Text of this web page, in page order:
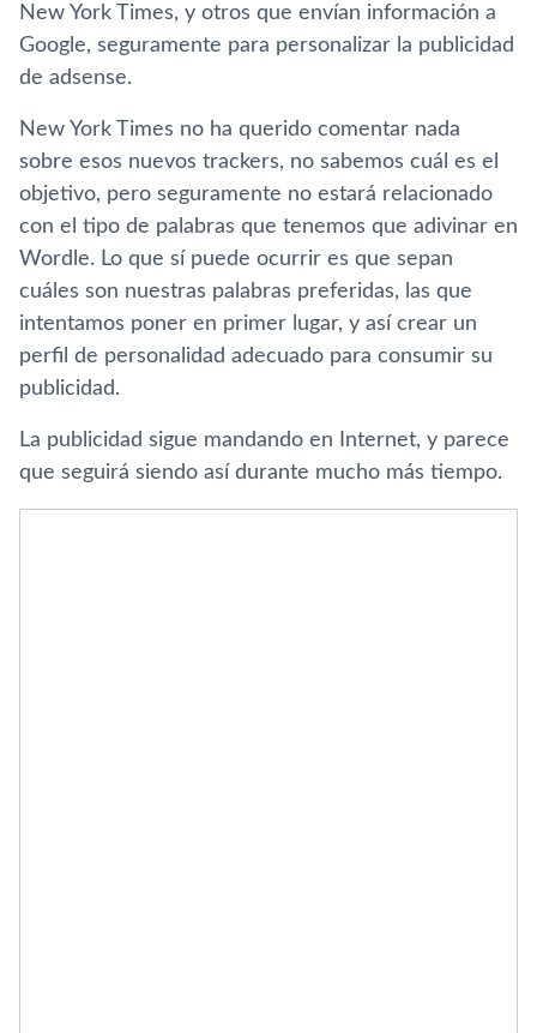
New York Times, y otros que envían información a
Google, seguramente para personalizar la publicidad
de adsense.
New York Times no ha querido comentar nada
sobre esos nuevos trackers, no sabemos cuál es el
objetivo, pero seguramente no estará relacionado
con el tipo de palabras que tenemos que adivinar en
Wordle. Lo que sí puede ocurrir es que sepan
cuáles son nuestras palabras preferidas, las que
intentamos poner en primer lugar, y así crear un
perfil de personalidad adecuado para consumir su
publicidad.
La publicidad sigue mandando en Internet, y parece
que seguirá siendo así durante mucho más tiempo.